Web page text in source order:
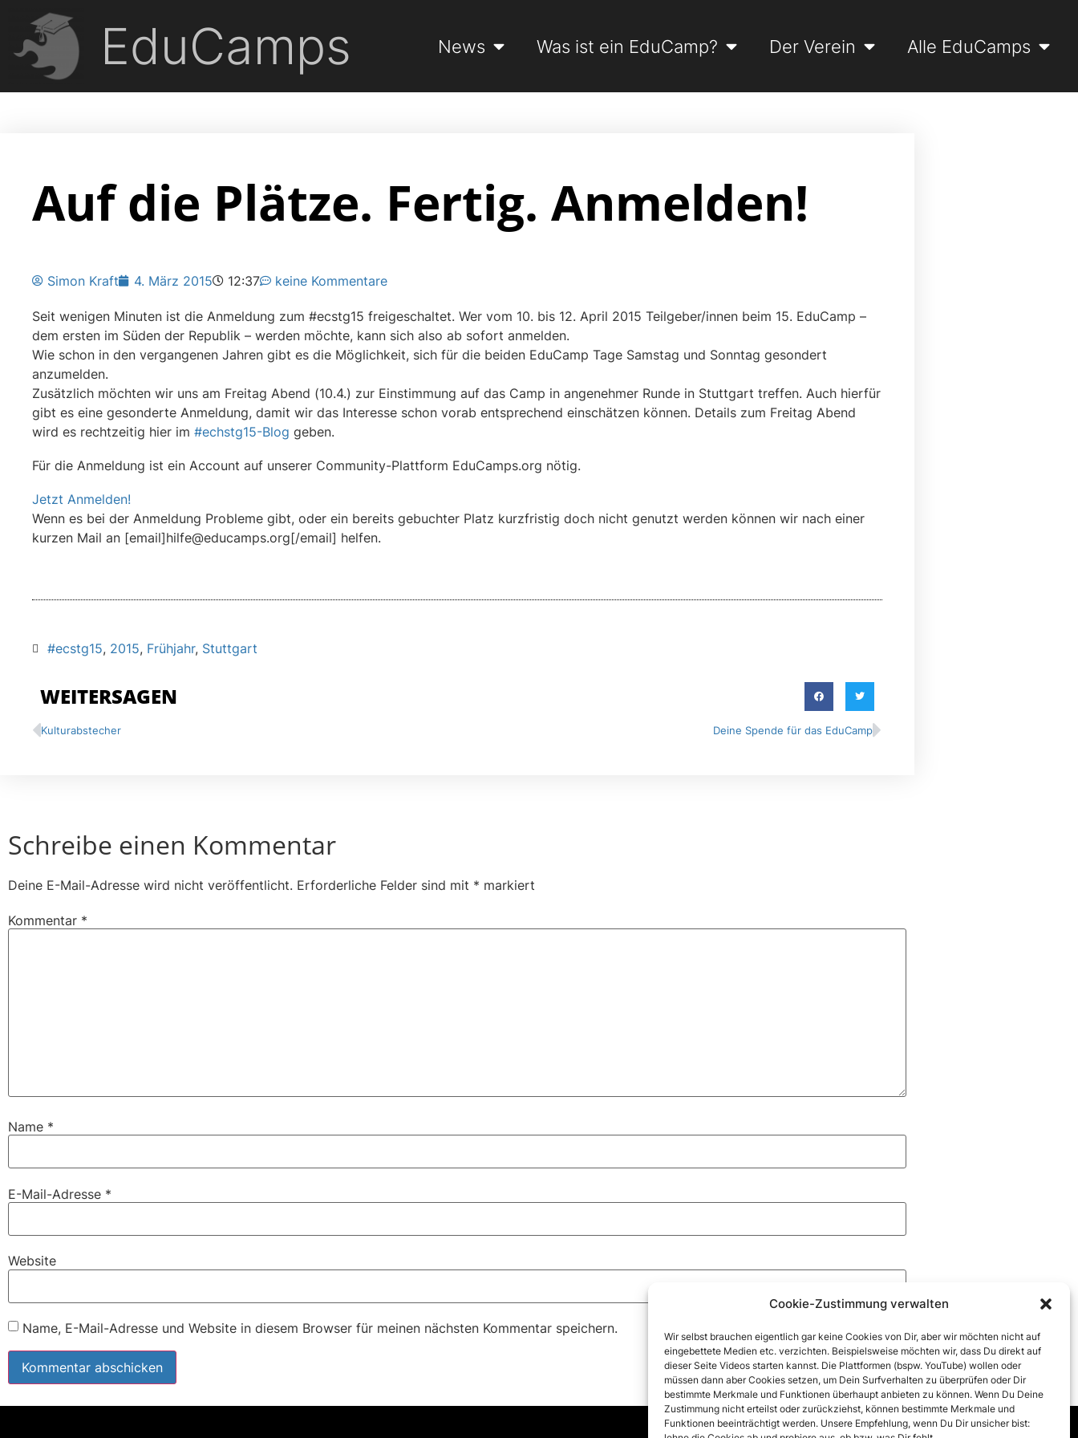
Cookie-Zustimmung verwalten
Wir selbst brauchen eigentlich gar keine Cookies von Dir, aber wir möchten nicht auf
eingebettete Medien etc. verzichten. Beispielsweise möchten wir, dass Du direkt auf
dieser Seite Videos starten kannst. Die Plattformen (bspw. YouTube) wollen oder
müssen dann aber Cookies setzen, um Dein Surfverhalten zu überprüfen oder Dir
bestimmte Merkmale und Funktionen überhaupt anbieten zu können. Wenn Du Deine
Zustimmung nicht erteilst oder zurückziehst, können bestimmte Merkmale und
Funktionen beeinträchtigt werden. Unsere Empfehlung, wenn Du Dir unsicher bist:
EduCamps News Was ist ein EduCamp? Der Verein Alle EduCamps
Auf die Plätze. Fertig. Anmelden!
Simon Kraft 4. März 2015 12:37 keine Kommentare
Seit wenigen Minuten ist die Anmeldung zum #ecstg15 freigeschaltet. Wer vom 10. bis 12. April 2015 Teilgeber/innen beim 15. EduCamp –
dem ersten im Süden der Republik – werden möchte, kann sich also ab sofort anmelden.
Wie schon in den vergangenen Jahren gibt es die Möglichkeit, sich für die beiden EduCamp Tage Samstag und Sonntag gesondert
anzumelden.
Zusätzlich möchten wir uns am Freitag Abend (10.4.) zur Einstimmung auf das Camp in angenehmer Runde in Stuttgart treffen. Auch hierfür
gibt es eine gesonderte Anmeldung, damit wir das Interesse schon vorab entsprechend einschätzen können. Details zum Freitag Abend
wird es rechtzeitig hier im #echstg15-Blog geben.
Für die Anmeldung ist ein Account auf unserer Community-Plattform EduCamps.org nötig.
Jetzt Anmelden!
Wenn es bei der Anmeldung Probleme gibt, oder ein bereits gebuchter Platz kurzfristig doch nicht genutzt werden können wir nach einer
kurzen Mail an [email]hilfe@educamps.org[/email] helfen.
#ecstg15, 2015, Frühjahr, Stuttgart
WEITERSAGEN
Kulturabstecher Deine Spende für das EduCamp
Schreibe einen Kommentar
Deine E-Mail-Adresse wird nicht veröffentlicht. Erforderliche Felder sind mit * markiert
Kommentar *
Name *
E-Mail-Adresse *
Website
Name, E-Mail-Adresse und Website in diesem Browser für meinen nächsten Kommentar speichern.